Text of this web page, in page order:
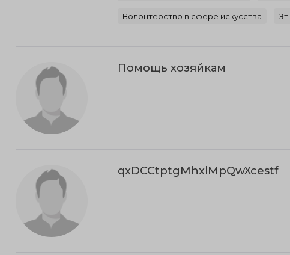
Волонтёрство в сфере искусства
Помощь хозяйкам
qxDCCtptgMhxlMpQwXcestf